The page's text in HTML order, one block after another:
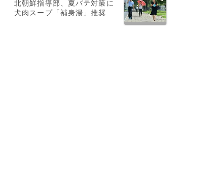
北朝鮮指導部、夏バテ対策に
犬肉スープ「補身湯」推奨